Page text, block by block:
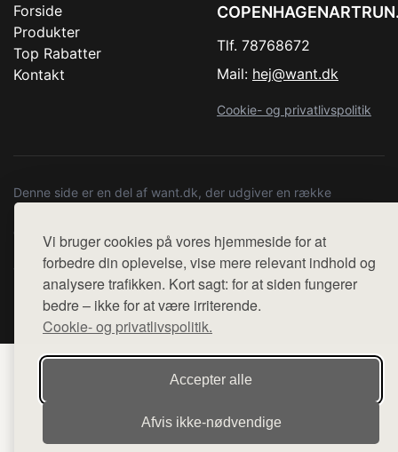
Vi bruger cookies på vores hjemmeside for at
forbedre din oplevelse, vise mere relevant indhold og
analysere trafikken. Kort sagt: for at siden fungerer
bedre – ikke for at være irriterende.
Cookie- og privatlivspolitik.
Accepter alle
Afvis ikke‑nødvendige
Forside
Produkter
Top Rabatter
Kontakt
Tlf. 78768672
Mail: hej@want.dk
Cookie- og privatlivspolitik
Denne side er en del af want.dk, der udgiver en række
diverse webshops. Der sælges ikke varer fra denne side - vi
henviser til de shops, som sælger varen. Vi har heller ikke
varerne på lager.
© 2026 copenhagenartrun.dk. Alle rettigheder forbeholdes.